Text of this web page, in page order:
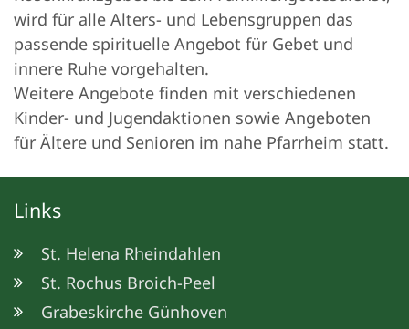
wird für alle Alters- und Lebensgruppen das
passende spirituelle Angebot für Gebet und
innere Ruhe vorgehalten.
Weitere Angebote finden mit verschiedenen
Kinder- und Jugendaktionen sowie Angeboten
für Ältere und Senioren im nahe Pfarrheim statt.
Links
St. Helena Rheindahlen
St. Rochus Broich-Peel
Grabeskirche Günhoven